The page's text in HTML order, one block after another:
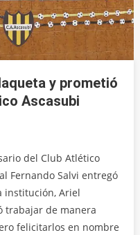
y prometió
Ascasubi
del Club Atlético
Fernando Salvi entregó
institución, Ariel
trabajar de manera
felicitarlos en nombre